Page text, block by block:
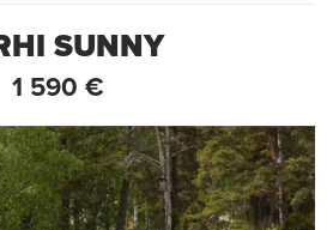
SUNNY
1 590 €